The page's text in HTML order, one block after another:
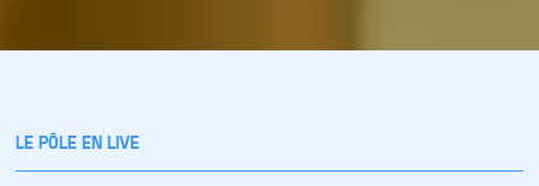
LE PÔLE EN LIVE